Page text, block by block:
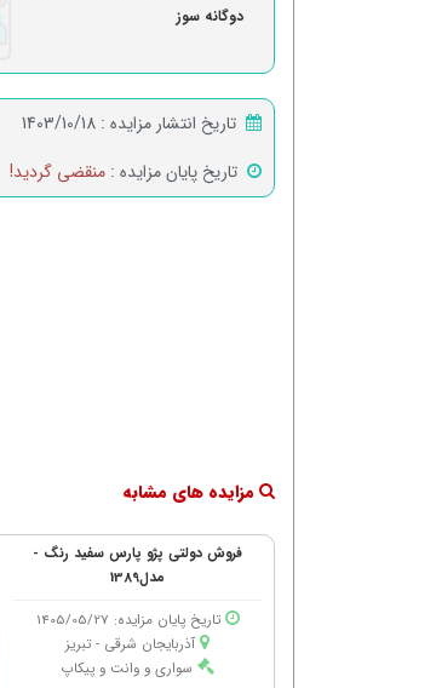
دوگانه سوز
تاریخ انتشار مزایده : 1403/10/18
تاریخ پایان مزایده : منقضی گردید!
مزایده های مشابه
فروش دولتی پژو پارس سفید رنگ -
مدل1389
تاریخ پایان مزایده: 1405/05/27
آذربایجان شرقی - تبریز
سواری و وانت و پیکاپ